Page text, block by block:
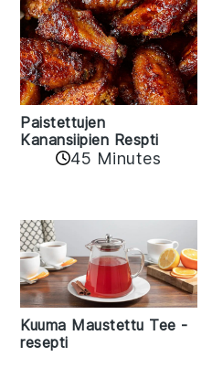
Paistettujen
Kanansiipien Respti
45 Minutes
Kuuma Maustettu Tee -
resepti